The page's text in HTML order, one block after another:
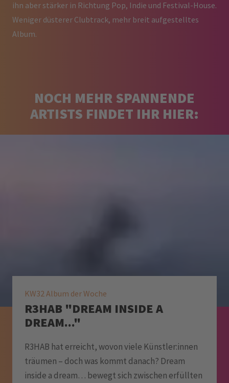
ihn aber stärker in Richtung Pop, Indie und Festival-House.
Weniger düsterer Clubtrack, mehr breit aufgestelltes
Album.
NOCH MEHR SPANNENDE
ARTISTS FINDET IHR HIER:
KW32 Album der Woche
R3HAB "DREAM INSIDE A
DREAM..."
R3HAB hat erreicht, wovon viele Künstler:innen
träumen – doch was kommt danach? Dream
inside a dream… bewegt sich zwischen erfüllten